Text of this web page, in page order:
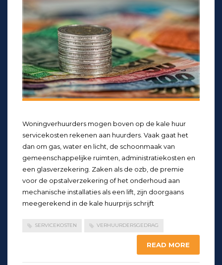
Woningverhuurders mogen boven op de kale huur
servicekosten rekenen aan huurders. Vaak gaat het
dan om gas, water en licht, de schoonmaak van
gemeenschappelijke ruimten, administratiekosten en
een glasverzekering. Zaken als de ozb, de premie
voor de opstalverzekering of het onderhoud aan
mechanische installaties als een lift, zijn doorgaans
meegerekend in de kale huurprijs schrijft
SERVICEKOSTEN VERHUURDERSGEDRAG
READ MORE